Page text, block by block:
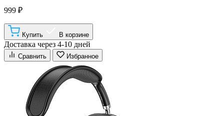
999 ₽
Купить В корзине
Доставка через 4-10 дней
Сравнить Избранное